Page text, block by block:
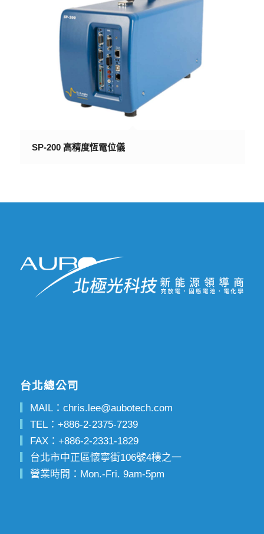
SP-200 高精度恆電位儀
台北總公司
MAIL： chris.lee@aubotech.com
TEL： +886-2-2375-7239
FAX： +886-2-2331-1829
台北市中正區懷寧街106號4樓之一
營業時間：Mon.-Fri. 9am-5pm